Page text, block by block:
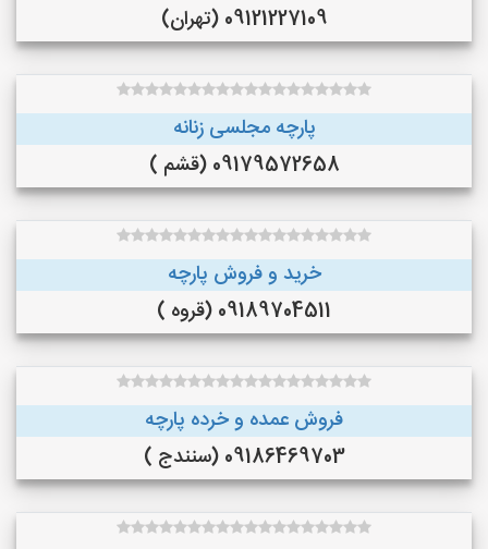
09121227109 (تهران)
پارچه مجلسی زنانه
09179572658 (قشم )
خرید و فروش پارچه
09189704511 (قروه )
فروش عمده و خرده پارچه
09186469703 (سنندج )